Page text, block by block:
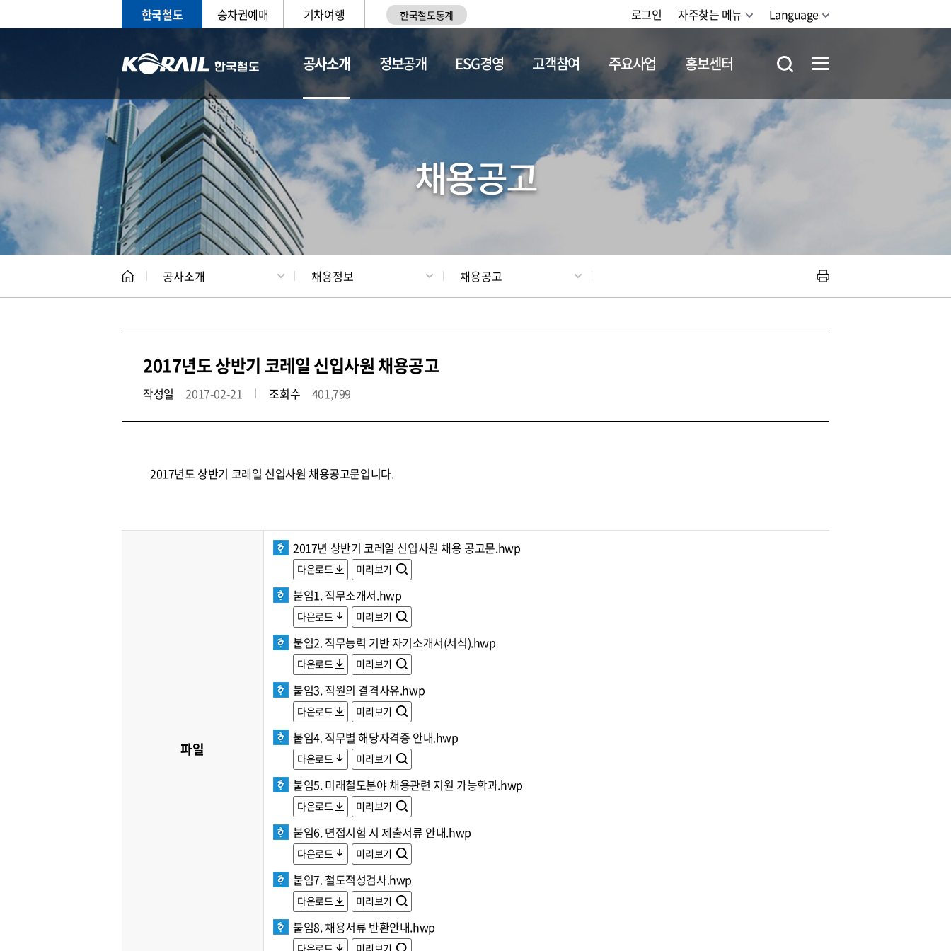
한국철도 승차권예매 기차여행 한국철도통계 로그인 자주찾는 메뉴 Language
공사소개
CEO 일반현황 채용정보
정보공개 ESG경영 고객참여 주요사업 홍보센터
채용공고
공사소개 채용정보 채용공고
2017년도 상반기 코레일 신입사원 채용공고
작성일 2017-02-21 조회수 401,799
2017년도 상반기 코레일 신입사원 채용공고문입니다.
파일
2017년 상반기 코레일 신입사원 채용 공고문.hwp
다운로드 미리보기
붙임1. 직무소개서.hwp
다운로드 미리보기
붙임2. 직무능력 기반 자기소개서(서식).hwp
다운로드 미리보기
붙임3. 직원의 결격사유.hwp
다운로드 미리보기
붙임4. 직무별 해당자격증 안내.hwp
다운로드 미리보기
붙임5. 미래철도분야 채용관련 지원 가능학과.hwp
다운로드 미리보기
붙임6. 면접시험 시 제출서류 안내.hwp
다운로드 미리보기
붙임7. 철도적성검사.hwp
다운로드 미리보기
붙임8. 채용서류 반환안내.hwp
다운로드 미리보기